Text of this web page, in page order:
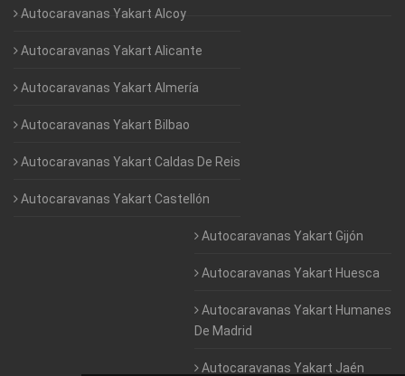
Autocaravanas Yakart Alcoy
Autocaravanas Yakart Alicante
Autocaravanas Yakart Almería
Autocaravanas Yakart Bilbao
Autocaravanas Yakart Caldas De Reis
Autocaravanas Yakart Castellón
Autocaravanas Yakart Gijón
Autocaravanas Yakart Huesca
Autocaravanas Yakart Humanes
De Madrid
Autocaravanas Yakart Jaén